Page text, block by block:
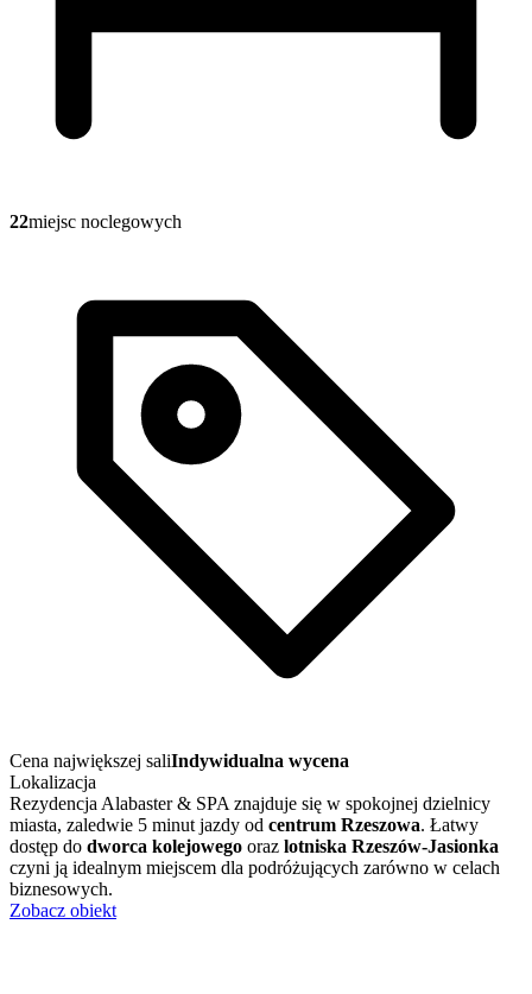
22miejsc noclegowych
Cena największej saliIndywidualna wycena
Lokalizacja
Rezydencja Alabaster & SPA znajduje się w spokojnej dzielnicy
miasta, zaledwie 5 minut jazdy od centrum Rzeszowa. Łatwy
dostęp do dworca kolejowego oraz lotniska Rzeszów-Jasionka
czyni ją idealnym miejscem dla podróżujących zarówno w celach
biznesowych.
Zobacz obiekt